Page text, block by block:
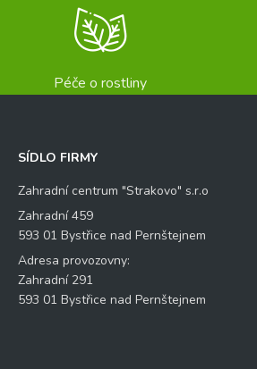
Péče o rostliny
SÍDLO FIRMY
Zahradní centrum "Strakovo" s.r.o
Zahradní 459
593 01 Bystřice nad Pernštejnem
Adresa provozovny:
Zahradní 291
593 01 Bystřice nad Pernštejnem